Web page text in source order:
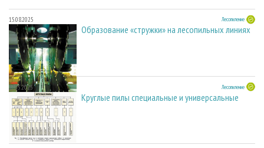
15.08.2025 Лесопиление
Образование «стружки» на лесопильных линиях
27.05.2025 Лесопиление
Круглые пилы специальные и универсальные